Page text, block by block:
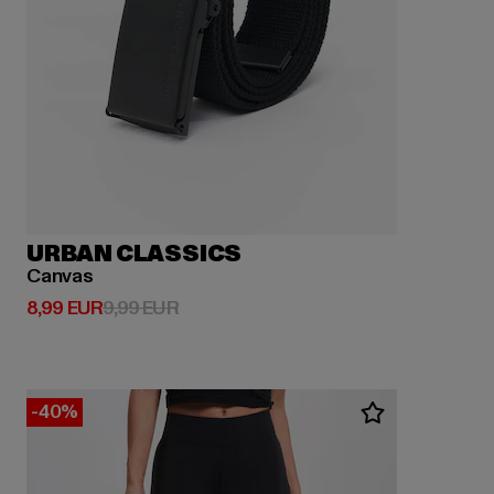
URBAN CLASSICS
Canvas
8,99 EUR
Derzeitiger Preis: 8,99 EUR
9,99 EURAktionspreis: 9,99 EUR
-40%